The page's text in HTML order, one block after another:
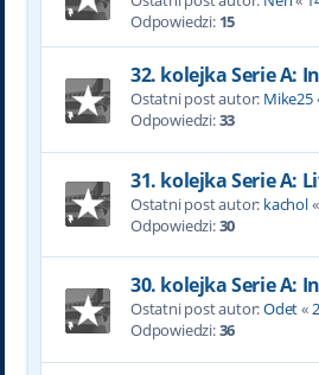
Odpowiedzi: 15
32. kolejka Serie A:
Ostatni post autor: Mike25
Odpowiedzi:33
31. kolejka Serie A:
Ostatni post autor: kachol«
Odpowiedzi:30
30. kolejka Serie A:
Ostatni post autor:Odet«
Odpowiedzi:36